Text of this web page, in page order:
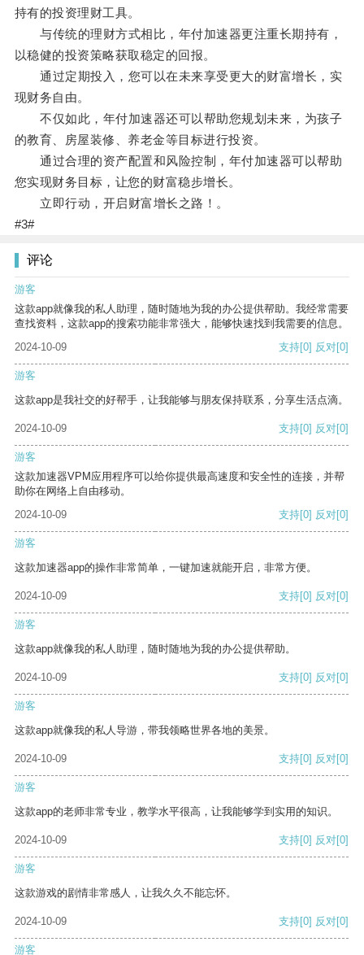
持有的投资理财工具。
与传统的理财方式相比，年付加速器更注重长期持有，
以稳健的投资策略获取稳定的回报。
通过定期投入，您可以在未来享受更大的财富增长，实
现财务自由。
不仅如此，年付加速器还可以帮助您规划未来，为孩子
的教育、房屋装修、养老金等目标进行投资。
通过合理的资产配置和风险控制，年付加速器可以帮助
您实现财务目标，让您的财富稳步增长。
立即行动，开启财富增长之路！。
#3#
评论
游客
这款app就像我的私人助理，随时随地为我的办公提供帮助。我经常需要
查找资料，这款app的搜索功能非常强大，能够快速找到我需要的信息。
2024-10-09
支持[0] 反对[0]
游客
这款app是我社交的好帮手，让我能够与朋友保持联系，分享生活点滴。
2024-10-09 支持[0] 反对[0]
游客
这款加速器VPM应用程序可以给你提供最高速度和安全性的连接，并帮
助你在网络上自由移动。
2024-10-09
支持[0] 反对[0]
游客
这款加速器app的操作非常简单，一键加速就能开启，非常方便。
2024-10-09 支持[0] 反对[0]
游客
这款app就像我的私人助理，随时随地为我的办公提供帮助。
2024-10-09 支持[0] 反对[0]
游客
这款app就像我的私人导游，带我领略世界各地的美景。
2024-10-09 支持[0] 反对[0]
游客
这款app的老师非常专业，教学水平很高，让我能够学到实用的知识。
2024-10-09 支持[0] 反对[0]
游客
这款游戏的剧情非常感人，让我久久不能忘怀。
2024-10-09 支持[0] 反对[0]
游客